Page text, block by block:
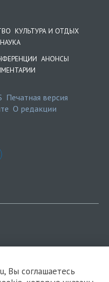
КУЛЬТУРА И ОТДЫХ
НАУКА
АНОНСЫ
Печатная версия
О редакции
Вы соглашаетесь